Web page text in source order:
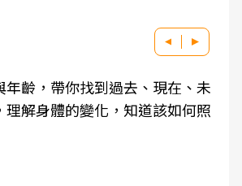
年齡，帶你找到過去、現在、未
理解身體的變化，知道該如何照